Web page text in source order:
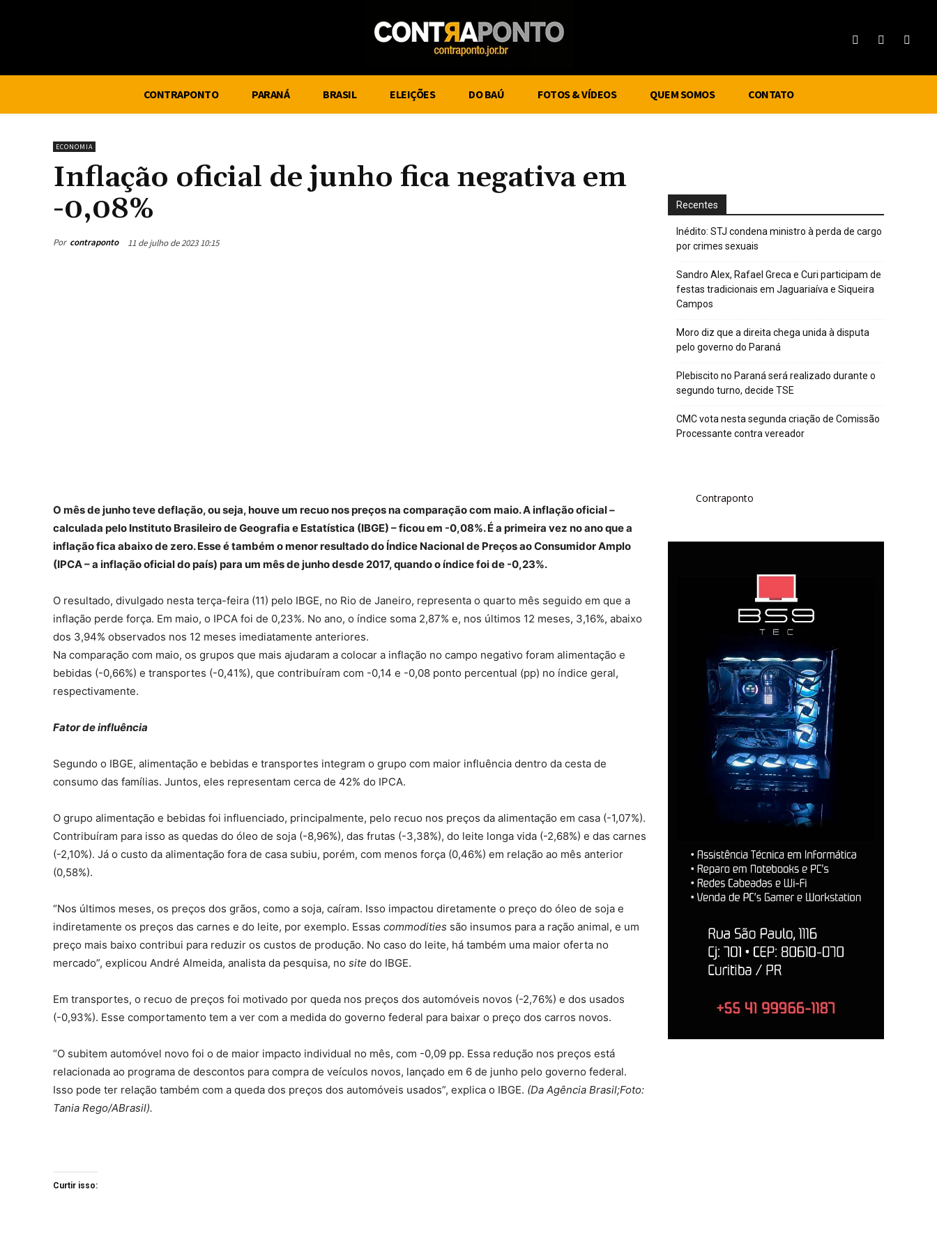
CONTRAPONTO PARANÁ BRASIL ELEIÇÕES DO BAÚ FOTOS & VÍDEOS QUEM SOMOS CONTATO
ECONOMIA
Inflação oficial de junho fica negativa em
-0,08%
Por contraponto 11 de julho de 2023 10:15
O mês de junho teve deflação, ou seja, houve um recuo nos preços na comparação com maio. A inflação oficial –
calculada pelo Instituto Brasileiro de Geografia e Estatística (IBGE) – ficou em -0,08%. É a primeira vez no ano que a
inflação fica abaixo de zero. Esse é também o menor resultado do Índice Nacional de Preços ao Consumidor Amplo
(IPCA – a inflação oficial do país) para um mês de junho desde 2017, quando o índice foi de -0,23%.
O resultado, divulgado nesta terça-feira (11) pelo IBGE, no Rio de Janeiro, representa o quarto mês seguido em que a
inflação perde força. Em maio, o IPCA foi de 0,23%. No ano, o índice soma 2,87% e, nos últimos 12 meses, 3,16%, abaixo
dos 3,94% observados nos 12 meses imediatamente anteriores.
Na comparação com maio, os grupos que mais ajudaram a colocar a inflação no campo negativo foram alimentação e
bebidas (-0,66%) e transportes (-0,41%), que contribuíram com -0,14 e -0,08 ponto percentual (pp) no índice geral,
respectivamente.
Fator de influência
Segundo o IBGE, alimentação e bebidas e transportes integram o grupo com maior influência dentro da cesta de
consumo das famílias. Juntos, eles representam cerca de 42% do IPCA.
O grupo alimentação e bebidas foi influenciado, principalmente, pelo recuo nos preços da alimentação em casa (-1,07%).
Contribuíram para isso as quedas do óleo de soja (-8,96%), das frutas (-3,38%), do leite longa vida (-2,68%) e das carnes
(-2,10%). Já o custo da alimentação fora de casa subiu, porém, com menos força (0,46%) em relação ao mês anterior
(0,58%).
“Nos últimos meses, os preços dos grãos, como a soja, caíram. Isso impactou diretamente o preço do óleo de soja e
indiretamente os preços das carnes e do leite, por exemplo. Essas commodities são insumos para a ração animal, e um
preço mais baixo contribui para reduzir os custos de produção. No caso do leite, há também uma maior oferta no
mercado”, explicou André Almeida, analista da pesquisa, no site do IBGE.
Em transportes, o recuo de preços foi motivado por queda nos preços dos automóveis novos (-2,76%) e dos usados
(-0,93%). Esse comportamento tem a ver com a medida do governo federal para baixar o preço dos carros novos.
“O subitem automóvel novo foi o de maior impacto individual no mês, com -0,09 pp. Essa redução nos preços está
relacionada ao programa de descontos para compra de veículos novos, lançado em 6 de junho pelo governo federal.
Isso pode ter relação também com a queda dos preços dos automóveis usados”, explica o IBGE. (Da Agência Brasil;Foto:
Tania Rego/ABrasil).
Curtir isso:
Recentes
Inédito: STJ condena ministro à perda de cargo
por crimes sexuais
Sandro Alex, Rafael Greca e Curi participam de
festas tradicionais em Jaguariaíva e Siqueira
Campos
Moro diz que a direita chega unida à disputa
pelo governo do Paraná
Plebiscito no Paraná será realizado durante o
segundo turno, decide TSE
CMC vota nesta segunda criação de Comissão
Processante contra vereador
Contraponto